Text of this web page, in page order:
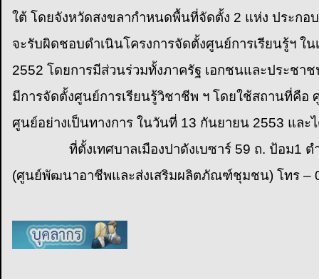
ใต้ โดยจังหวัดสงขลากำหนดพื้นที่จัดตั้ง 2 แห่ง ประกอ
จะรับผิดชอบดำเนินโครงการจัดตั้งศูนย์การเรียนรู้ฯ
2552 โดยการมีส่วนร่วมทั้งภาครัฐ เอกชนและประชา
มีการจัดตั้งศูนย์การเรียนรู้วิชาชีพ ฯ โดยใช้สถานที่คื
ศูนย์อย่างเป็นทางการ ในวันที่ 13 กันยายน 2553 และ
ที่ตั้งเทศบาลเมืองปาดังเบซาร์ 59 ถ. ป้อม1 ตำบ
(ศูนย์พัฒนาอาชีพและส่งเสริมผลิตภัณฑ์ชุมชน) โทร –